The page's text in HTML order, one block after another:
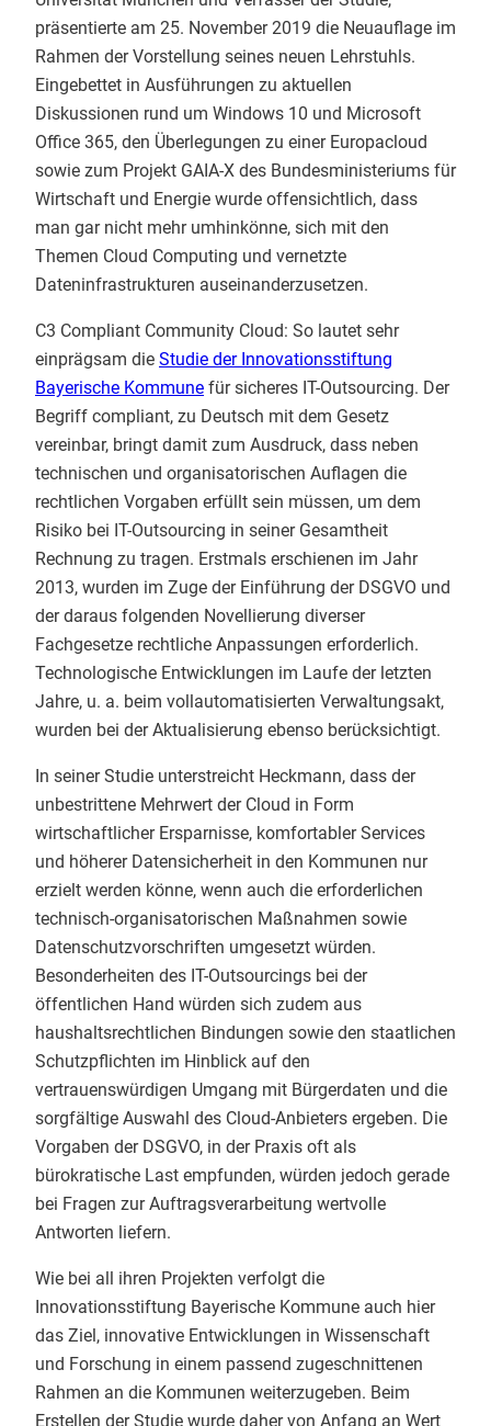
präsentierte am 25. November 2019 die Neuauflage im
Rahmen der Vorstellung seines neuen Lehrstuhls.
Eingebettet in Ausführungen zu aktuellen
Diskussionen rund um Windows 10 und Microsoft
Office 365, den Überlegungen zu einer Europacloud
sowie zum Projekt GAIA-X des Bundesministeriums für
Wirtschaft und Energie wurde offensichtlich, dass
man gar nicht mehr umhinkönne, sich mit den
Themen Cloud Computing und vernetzte
Dateninfrastrukturen auseinanderzusetzen.
C3 Compliant Community Cloud: So lautet sehr
einprägsam die Studie der Innovationsstiftung
Bayerische Kommune für sicheres IT-Outsourcing. Der
Begriff compliant, zu Deutsch mit dem Gesetz
vereinbar, bringt damit zum Ausdruck, dass neben
technischen und organisatorischen Auflagen die
rechtlichen Vorgaben erfüllt sein müssen, um dem
Risiko bei IT-Outsourcing in seiner Gesamtheit
Rechnung zu tragen. Erstmals erschienen im Jahr
2013, wurden im Zuge der Einführung der DSGVO und
der daraus folgenden Novellierung diverser
Fachgesetze rechtliche Anpassungen erforderlich.
Technologische Entwicklungen im Laufe der letzten
Jahre, u. a. beim vollautomatisierten Verwaltungsakt,
wurden bei der Aktualisierung ebenso berücksichtigt.
In seiner Studie unterstreicht Heckmann, dass der
unbestrittene Mehrwert der Cloud in Form
wirtschaftlicher Ersparnisse, komfortabler Services
und höherer Datensicherheit in den Kommunen nur
erzielt werden könne, wenn auch die erforderlichen
technisch-organisatorischen Maßnahmen sowie
Datenschutzvorschriften umgesetzt würden.
Besonderheiten des IT-Outsourcings bei der
öffentlichen Hand würden sich zudem aus
haushaltsrechtlichen Bindungen sowie den staatlichen
Schutzpflichten im Hinblick auf den
vertrauenswürdigen Umgang mit Bürgerdaten und die
sorgfältige Auswahl des Cloud-Anbieters ergeben. Die
Vorgaben der DSGVO, in der Praxis oft als
bürokratische Last empfunden, würden jedoch gerade
bei Fragen zur Auftragsverarbeitung wertvolle
Antworten liefern.
Wie bei all ihren Projekten verfolgt die
Innovationsstiftung Bayerische Kommune auch hier
das Ziel, innovative Entwicklungen in Wissenschaft
und Forschung in einem passend zugeschnittenen
Rahmen an die Kommunen weiterzugeben. Beim
Erstellen der Studie wurde daher von Anfang an Wert